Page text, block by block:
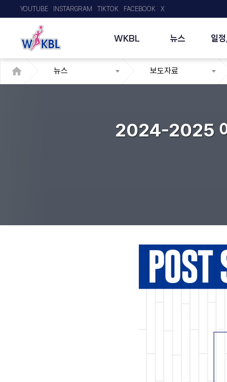
WKBL 뉴스 일
YOUTUBE INSTARGRAM TIKTOK FACEBOOK X
뉴스 보도자료
2024-2025 여